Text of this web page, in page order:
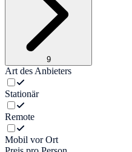
9
Art des Anbieters
Stationär
Remote
Mobil vor Ort